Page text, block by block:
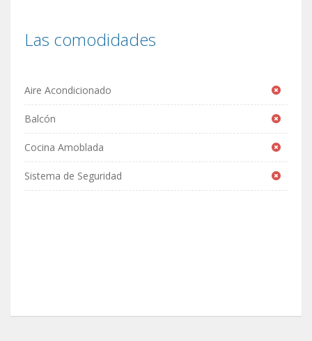
Las comodidades
Aire Acondicionado
Balcón
Cocina Amoblada
Sistema de Seguridad